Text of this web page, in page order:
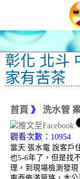
彰化 北斗
家有苦茶
首頁 》 洗水管
觀看次數：10954
當天 張水電 說客戶
也5-6年了，但是找
理，到現場檢測發